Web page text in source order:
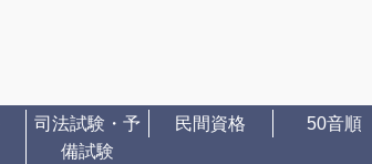
司法試験・予
備試験
民間資格 50音順